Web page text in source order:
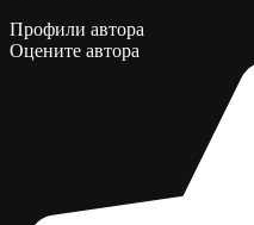
Профили автора
Оцените автора